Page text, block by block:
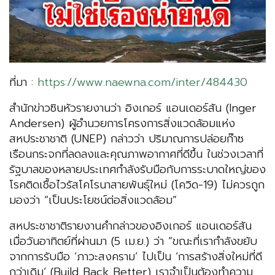
ที่มา : https://www.naewna.com/inter/484430
สำนักข่าวซินหัวรายงานว่า อิงเกอร์ แอนเดอร์สัน (Inger
Andersen) ผู้อำนวยการโครงการสิ่งแวดล้อมแห่ง
สหประชาชาติ (UNEP) กล่าวว่า ปริมาณการปล่อยก๊าซ
เรือนกระจกที่ลดลงและคุณภาพอากาศที่ดีขึ้น ในช่วงเวลาที่
รัฐบาลของหลายประเทศกำลังรับมือกับการระบาดใหญ่ของ
โรคติดเชื้อไวรัสโคโรนาสายพันธุ์ใหม่ (โควิด-19) ไม่ควรถูก
มองว่า “เป็นประโยชน์ต่อสิ่งแวดล้อม”
สหประชาชาติรายงานคำกล่าวของอิงเกอร์ แอนเดอร์สัน
เมื่อวันอาทิตย์ที่ผ่านมา (5 เม.ย.) ว่า “ขณะที่เรากำลังขยับ
จากการรับมือ ‘ภาวะสงคราม’ ไปเป็น ‘การสร้างสิ่งใหม่ที่ดี